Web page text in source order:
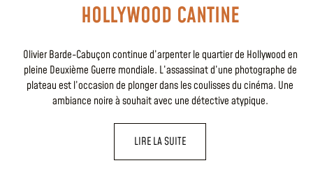
HOLLYWOOD CANTINE
Olivier Barde-Cabuçon continue d’arpenter le quartier de Hollywood en
pleine Deuxième Guerre mondiale. L’assassinat d’une photographe de
plateau est l’occasion de plonger dans les coulisses du cinéma. Une
ambiance noire à souhait avec une détective atypique.
LIRE LA SUITE